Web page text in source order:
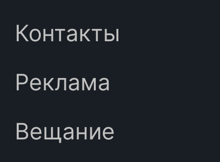
Контакты
Реклама
Вещание